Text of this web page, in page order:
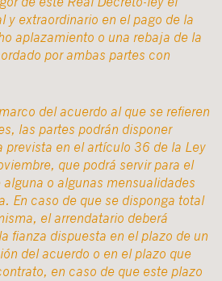
y extraordinario en el pago de la
aplazamiento o una rebaja de la
por ambas partes con
del acuerdo al que se refieren
las partes podrán disponer
prevista en el artículo 36 de la Ley
que podrá servir para el
o algunas mensualidades
En caso de que se disponga total
el arrendatario deberá
fianza dispuesta en el plazo de un
del acuerdo o en el plazo que
en caso de que este plazo